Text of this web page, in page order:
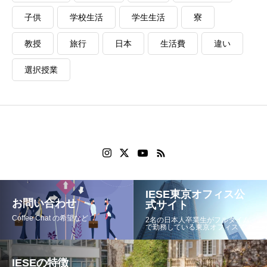
子供 学校生活 学生生活 寮
教授 旅行 日本 生活費 違い
選択授業
お問い合わせ
Coffee Chat の希望など
IESE東京オフィス公
式サイト
2名の日本人卒業生がフルタイム
で勤務している東京オフィスです
IESEの特徴